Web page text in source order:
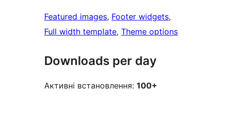
Featured images, Footer widgets
Full width template, Theme options
Downloads per day
Активні встановлення: 100+